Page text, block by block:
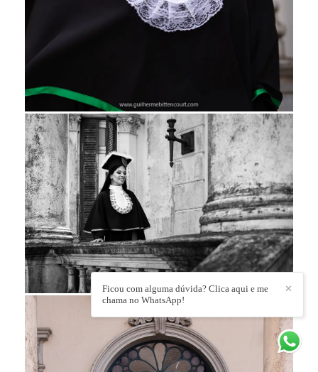
✕
Ficou com alguma dúvida? Clica aqui e me
chama no WhatsApp!